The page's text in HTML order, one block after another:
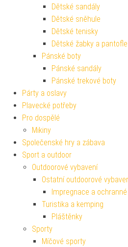
Dětské sandály
Dětské sněhule
Dětské tenisky
Dětské žabky a pantofle
Pánské boty
Pánské sandály
Pánské trekové boty
Párty a oslavy
Plavecké potřeby
Pro dospělé
Mikiny
Společenské hry a zábava
Sport a outdoor
Outdoorové vybavení
Ostatní outdoorové
Impregnace a
Turistika a kemping
Pláštěnky
Sporty
Míčové sporty